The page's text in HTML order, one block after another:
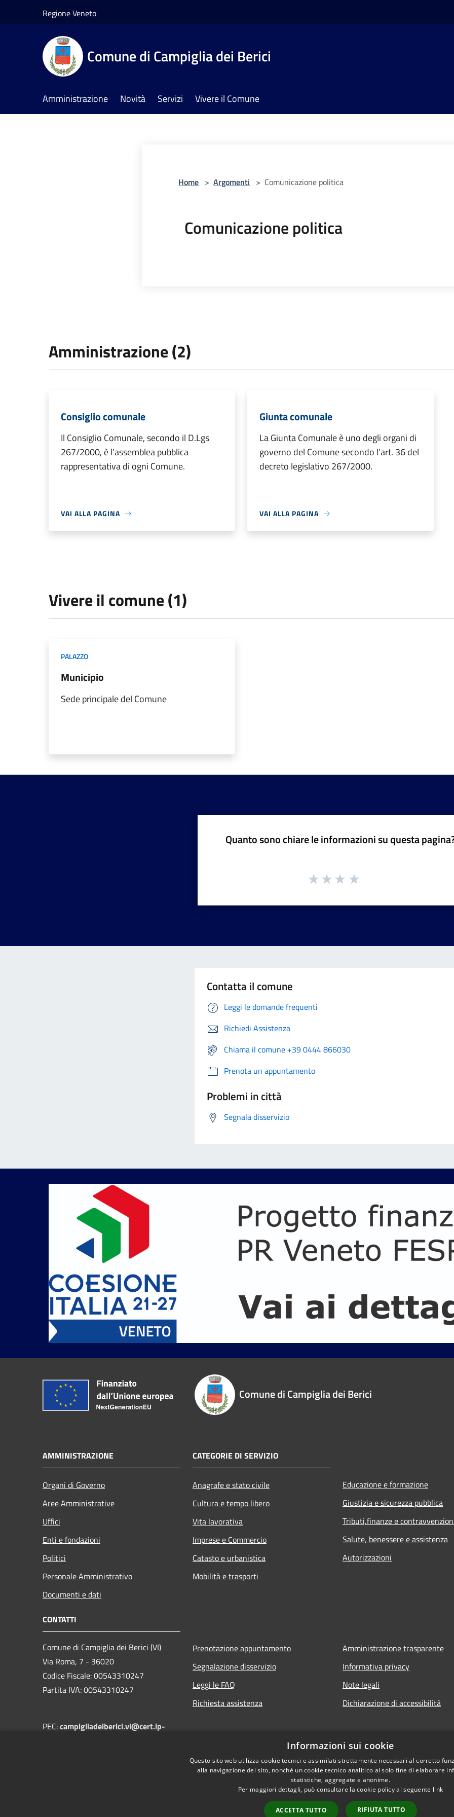
Regione Veneto
Comune di Campiglia dei Berici
Amministrazione Novità Servizi Vivere il Comune
Home > Argomenti > Comunicazione politica
Comunicazione politica
Amministrazione (2)
Consiglio comunale
Il Consiglio Comunale, secondo il D.Lgs
267/2000, è l’assemblea pubblica
rappresentativa di ogni Comune.
VAI ALLA PAGINA
Giunta comunale
La Giunta Comunale è uno degli organi di
governo del Comune secondo l’art. 36 del
decreto legislativo 267/2000.
VAI ALLA PAGINA
Vivere il comune (1)
PALAZZO
Municipio
Sede principale del Comune
Quanto sono chiare le informazioni su questa
Contatta il comune
Leggi le domande frequenti
Richiedi Assistenza
Chiama il comune +39 0444 866030
Prenota un appuntamento
Problemi in città
Segnala disservizio
Comune di Campiglia dei Berici
AMMINISTRAZIONE
Organi di Governo
Aree Amministrative
Uffici
Enti e fondazioni
Politici
Personale Amministrativo
Documenti e dati
CATEGORIE DI SERVIZIO
Anagrafe e stato civile
Cultura e tempo libero
Vita lavorativa
Imprese e Commercio
Catasto e urbanistica
Mobilità e trasporti
Educazione e formazione
Giustizia e sicurezza pubblica
Tributi,finanze e
Salute, benessere e assistenza
Autorizzazioni
CONTATTI
Comune di Campiglia dei Berici (VI)
Via Roma, 7 - 36020
Codice Fiscale: 00543310247
Partita IVA: 00543310247
PEC:campigliadeiberici.vi@cert.ip-
Prenotazione appuntamento
Segnalazione disservizio
Leggi le FAQ
Richiesta assistenza
Amministrazione trasparente
Informativa privacy
Note legali
Dichiarazione di accessibilità
Informazioni sui cookie
Questo sito web utilizza cookie tecnici e assimilati strettamente necessari al corretto
alla navigazione del sito, nonché un cookie tecnico analitico al solo fine di elaborare
statistiche, aggregate e anonime.
Per maggiori dettagli, può consultare la cookie policy al seguente link
ACCETTA TUTTO RIFIUTA TUTTO